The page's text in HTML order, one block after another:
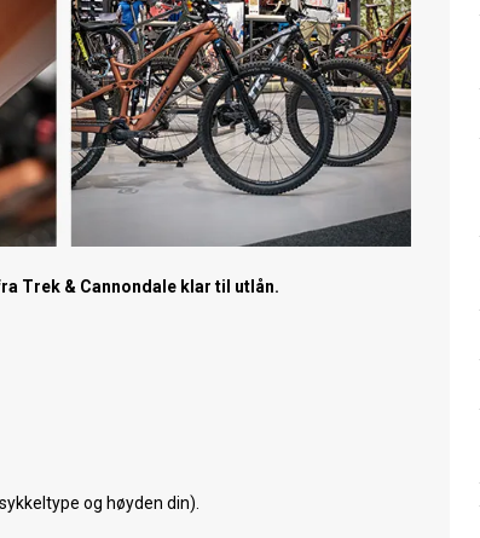
Trek & Cannondale klar til utlån.
og høyden din).